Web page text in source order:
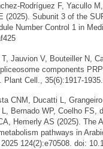
Rodríguez F, Yacullo M,
(2025). Subunit 3 of the
Number Control 1 in
V, Bouteiller N,
components
Cell., 35(6):1917-
Ducatti L, Grangeiro
Bernado WP, Coelho FS,
Hemerly AS (2025). The
pathways in
124(2):e70508. doi: